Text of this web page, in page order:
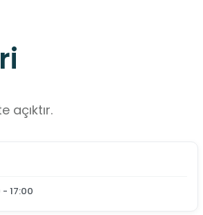
açıktır.
17:00